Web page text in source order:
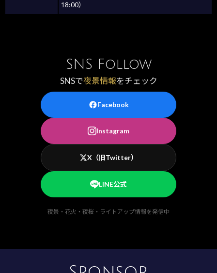
18:00）
SNS Follow
SNSで夜景情報をチェック
Facebook
Instagram
X（旧Twitter）
LINE公式
夜景・花火・夜桜・ライトアップ情報を発信中